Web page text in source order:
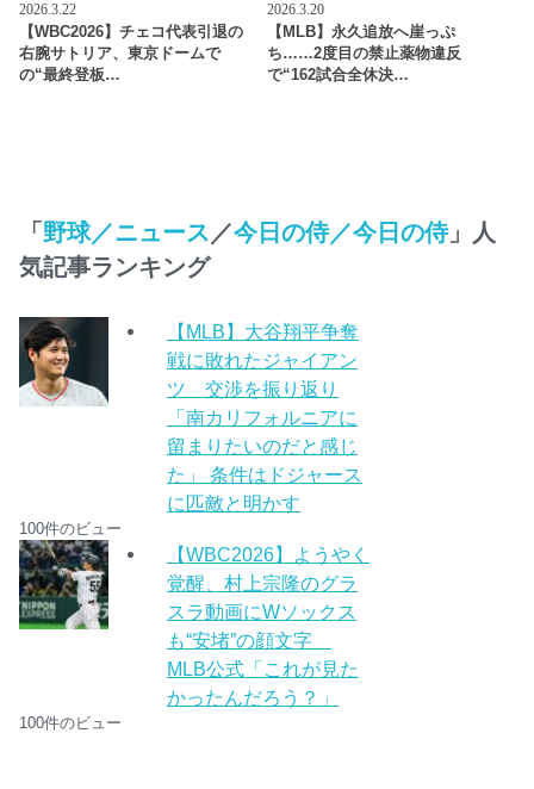
2026.3.22
【WBC2026】チェコ代表引退の
右腕サトリア、東京ドームで
の“最終登板…
2026.3.20
【MLB】永久追放へ崖っぷ
ち……2度目の禁止薬物違反
で“162試合全休決…
「 野球／ニュース ／今日の侍／今日の侍」人
気記事ランキング
【MLB】大谷翔平争奪
戦に敗れたジャイアン
ツ 交渉を振り返り
「南カリフォルニアに
留まりたいのだと感じ
た」 条件はドジャース
に匹敵と明かす
100件のビュー
【WBC2026】ようやく
覚醒、村上宗隆のグラ
スラ動画にWソックス
も“安堵”の顔文字
MLB公式「これが見た
かったんだろう？」
100件のビュー